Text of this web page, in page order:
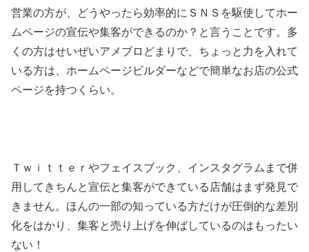
営業の方が、どうやったら効率的にＳＮＳを駆使してホー
ムページの宣伝や集客ができるのか？と言うことです。多
くの方はせいぜいアメブロどまりで、ちょっと力を入れて
いる方は、ホームページビルダーなどで簡単なお店の公式
ページを持つくらい。
Ｔｗｉｔｔｅｒやフェイスブック、インスタグラムまで併
用してきちんと宣伝と集客ができている店舗はまず発見で
きません。ほんの一部の知っている方だけが圧倒的な差別
化をはかり、集客と売り上げを伸ばしているのはもったい
ない！